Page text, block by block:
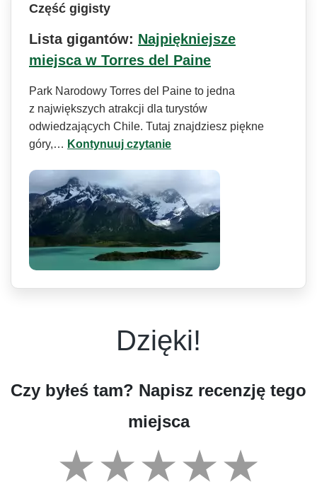
Część gigisty
Lista gigantów: Najpiękniejsze
miejsca w Torres del Paine
Park Narodowy Torres del Paine to jedna
z największych atrakcji dla turystów
odwiedzających Chile. Tutaj znajdziesz piękne
góry,… Kontynuuj czytanie
Dzięki!
Czy byłeś tam? Napisz recenzję tego
miejsca